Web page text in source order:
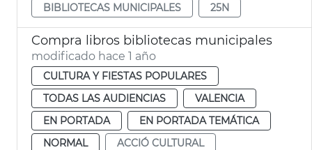
BIBLIOTECAS MUNICIPALES
25N
Compra libros bibliotecas municipales
modificado hace 1 año
CULTURA Y FIESTAS POPULARES
TODAS LAS AUDIENCIAS
VALENCIA
EN PORTADA
EN PORTADA TEMÁTICA
NORMAL
ACCIÓ CULTURAL